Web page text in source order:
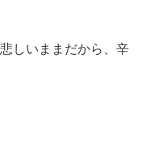
しいままだから、辛